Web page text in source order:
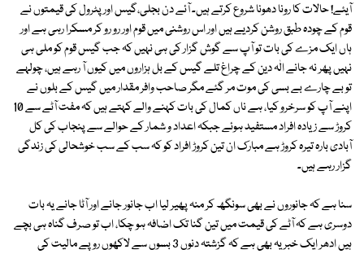
آیئے! حالات کا رونا دھونا شروع کرتے ہیں۔ آئے دن بجلی،گیس اور پٹرول کی قیمتوں نے
قوم کے چودہ طبق روشن کردیے ہیں اور اس روشنی میں قوم اور رو رو کر مسکرا رہی ہے اور
ہاں ایک مزے کی بات تو آپ سے گوش گزار کی ہی نہیں کہ جب گیس قوم کو ملی ہی
نہیں پھر نہ جانے الٰہ دین کے چراغ تلے گیس کے بل ہزاروں میں کیوں آ رہے ہیں، چولہے
تو بے چارے بے بسی کی موت مر گئے مگر صاحب وافر مقدار میں گیس کے بلوں نے
اپنے آپ کو سرخرو کیا، ہے ناں کمال کی بات کہنے والے کہتے ہیں کہ مفت آٹے سے 10
کروڑ سے زیادہ افراد مستفید ہوئے جبکہ اعداد و شمار کے حوالے سے پنجاب کی کل
آبادی بارہ تیرہ کروڑ ہے مبارک ان تین کروڑ افراد کو کہ سب کے سب خوشحالی کی زندگی
گزار رہے ہیں۔
سنا ہے کہ جانوروں نے بھی سونگھ کر منہ پھیر لیا اب جانور جانے اور آٹا جانے یہ بات
دوسری ہے کہ آٹے کی قیمت میں تین گنا تک اضافہ ہو چکا، اب تو صرف گناہ ہی بچے
ہیں ادھر ایک خبر یہ بھی ہے کہ گزشتہ دنوں 3 بسوں سے لاکھوں روپے مالیت کی